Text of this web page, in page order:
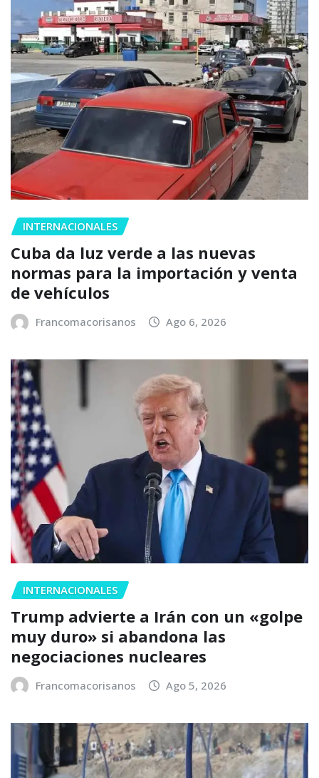
INTERNACIONALES
Cuba da luz verde a las nuevas
normas para la importación y venta
de vehículos
Francomacorisanos Ago 6, 2026
INTERNACIONALES
Trump advierte a Irán con un «golpe
muy duro» si abandona las
negociaciones nucleares
Francomacorisanos Ago 5, 2026